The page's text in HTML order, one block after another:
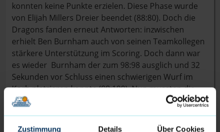
Zustimmung Details Über Cookies
konnten keine Punkte erzielen. Diese Phase wurde
von Elijah Millers Dreier beendet (88:80). Doch die
Dragons fanden erneut Antworten: inzwischen
erhielt Ben Burnham auch von seinen Teamkollegen
stärkere Unterstützung im Scoring. Doch dann war
es wieder Burnham der zum 98:98 ausglich und 32
Sekunden vor Schluss einen schwierigen Wurf im
Korb platzieren konnte (98:100). Nun mussten die
Eisbären schnell reagieren. Jemarl Baker scheiterte
Jannis von Seckendorff, der den Dreier versuchen